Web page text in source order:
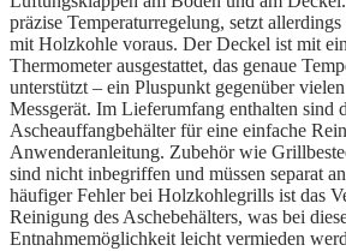
präzise Temperaturregelung, setzt
mit Holzkohle voraus. Der Deckel ist mit
Thermometer ausgestattet, das genaue
unterstützt – ein Pluspunkt gegenüber
Messgerät. Im Lieferumfang enthalten sind
Ascheauffangbehälter für eine einfache
Anwenderanleitung. Zubehör wie
sind nicht inbegriffen und müssen separat
häufiger Fehler bei Holzkohlegrills ist das
Reinigung des Aschebehälters, was bei
Entnahmemöglichkeit leicht vermieden